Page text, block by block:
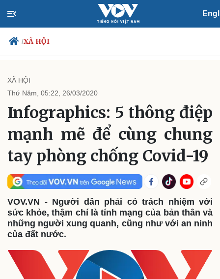
/XÃ HỘI
Chính trị
Đảng
Tổ chức nhân sự
Quốc hội
Nhận diện sự thật
Tin 24h
Dự báo thời tiết
Giáo dục
Dấu ấn VOV
Việc làm
Biển đảo
Thế giới
Quan sát
Cuộc sống đó đây
Hồ sơ
Multimedia
Video
Ảnh
E-Magazine
Infographic
Kinh tế
Bất động sản
Khởi nghiệp
Giá vàng
Tiêu dùng
Tỷ giá
XÃ HỘI
Thứ Năm, 05:22, 26/03/2020
Infographics: 5 thông điệp
mạnh mẽ để cùng chung
tay phòng chống Covid-19
VOV.VN - Người dân phải có trách nhiệm với
sức khỏe, thậm chí là tính mạng của bản thân và
những người xung quanh, cũng như với an ninh
của đất nước.